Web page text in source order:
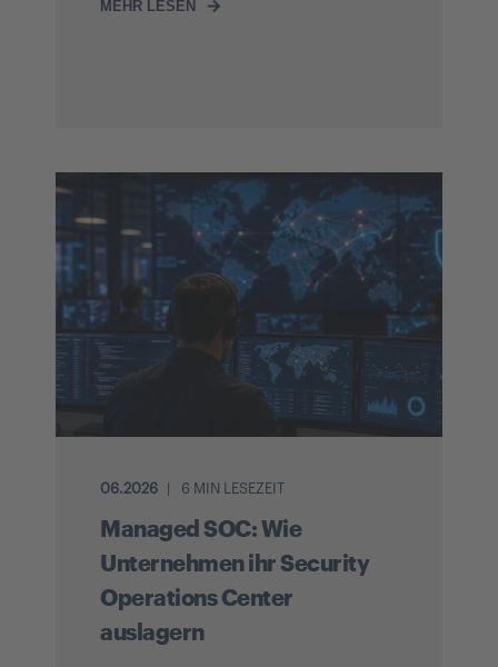
MEHR LESEN
06.2026 6 MIN LESEZEIT
Managed SOC: Wie
Unternehmen ihr Security
Operations Center
auslagern